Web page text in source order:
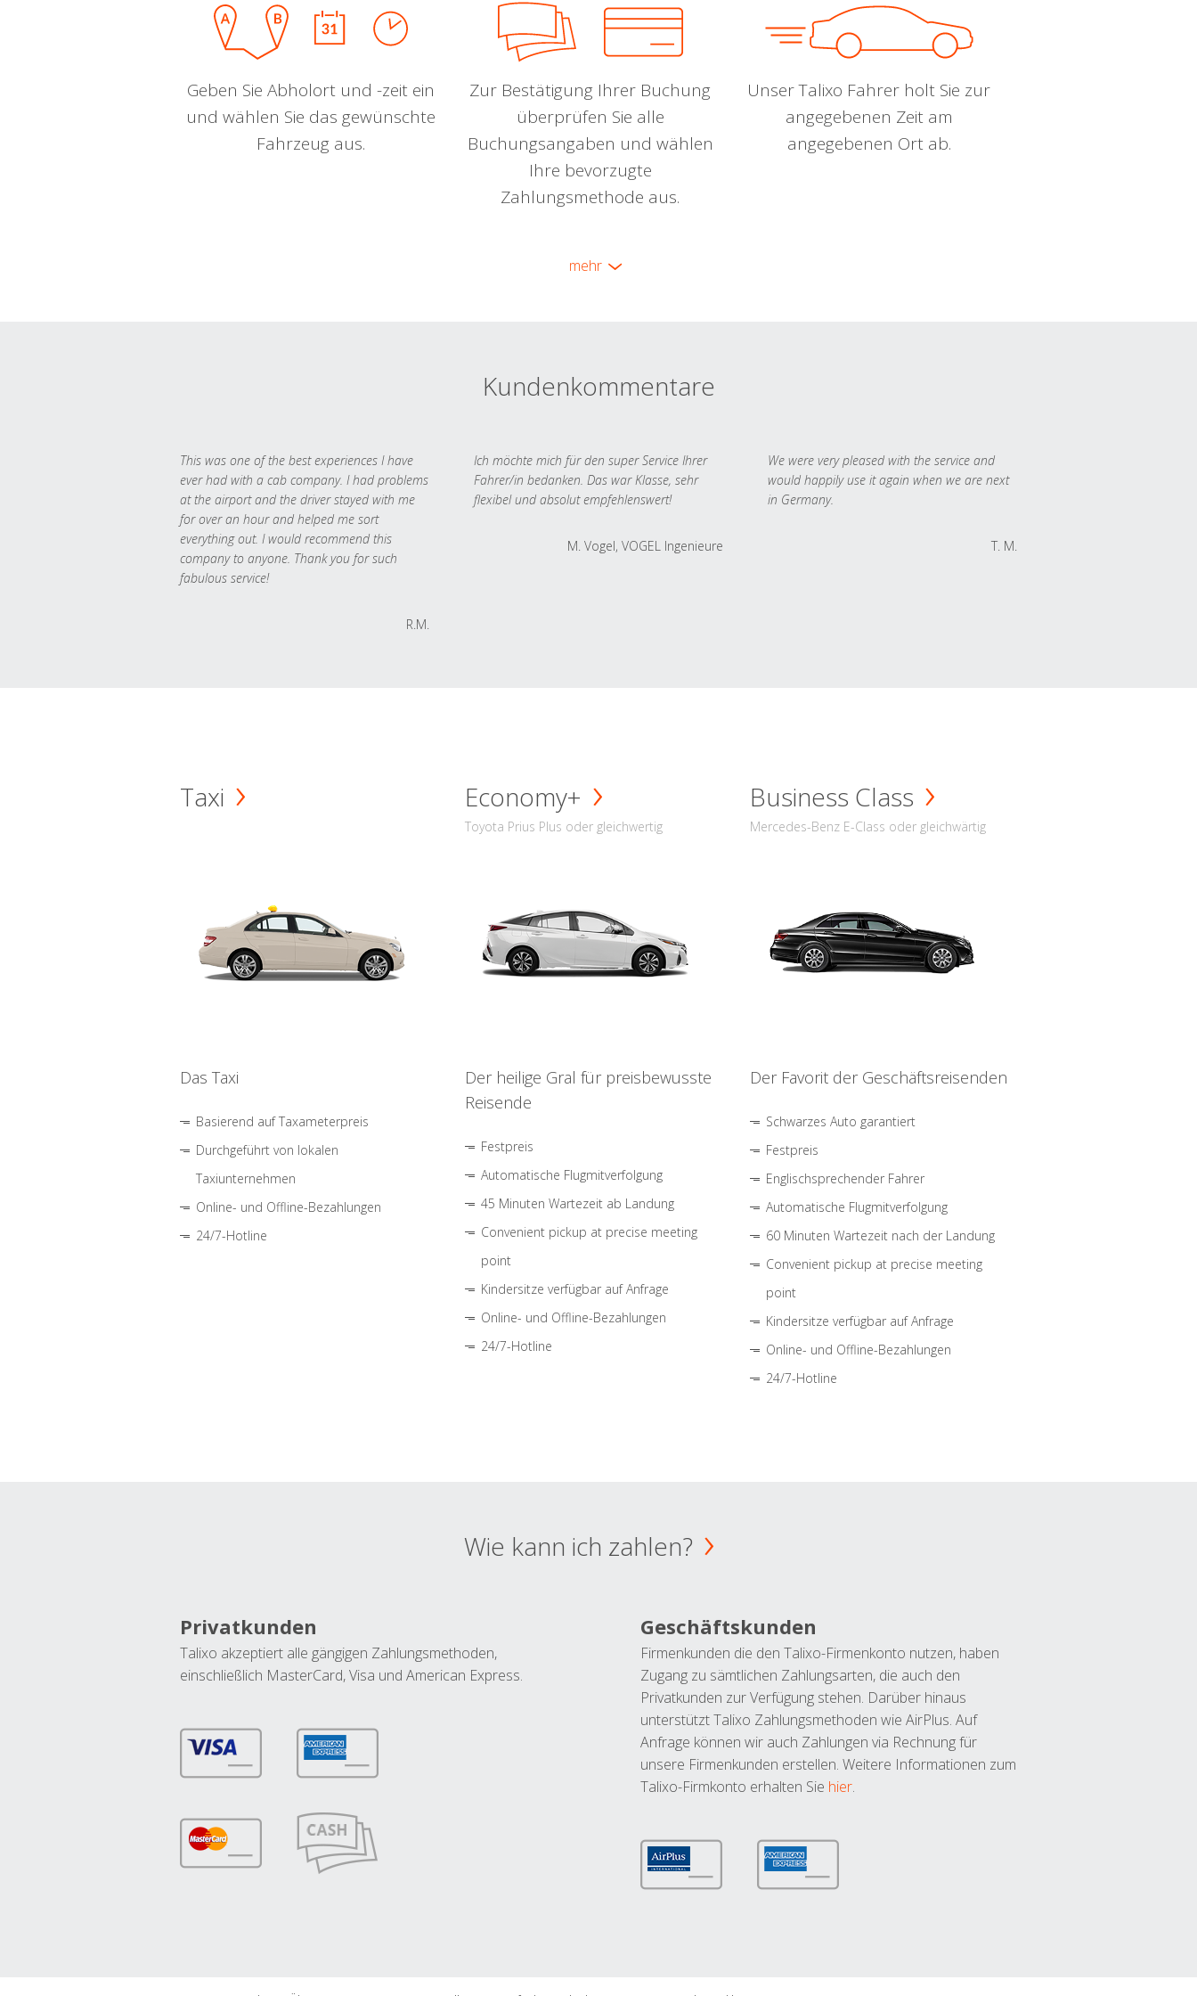
Geben Sie Abholort und -zeit ein
und wählen Sie das gewünschte
Fahrzeug aus.
Zur Bestätigung Ihrer Buchung
überprüfen Sie alle
Buchungsangaben und wählen
Ihre bevorzugte
Zahlungsmethode aus.
Unser Talixo Fahrer holt Sie zur
angegebenen Zeit am
angegebenen Ort ab.
mehr
Kundenkommentare
This was one of the best experiences I have
ever had with a cab company. I had problems
at the airport and the driver stayed with me
for over an hour and helped me sort
everything out. I would recommend this
company to anyone. Thank you for such
fabulous service!
R.M.
Ich möchte mich für den super Service Ihrer
Fahrer/in bedanken. Das war Klasse, sehr
flexibel und absolut empfehlenswert!
M. Vogel, VOGEL Ingenieure
We were very pleased with the service and
would happily use it again when we are next
in Germany.
T. M.
Taxi
Das Taxi
Basierend auf Taxameterpreis
Durchgeführt von lokalen
Taxiunternehmen
Online- und Offline-Bezahlungen
24/7-Hotline
Economy+
Toyota Prius Plus oder gleichwertig
Der heilige Gral für preisbewusste
Reisende
Festpreis
Automatische Flugmitverfolgung
45 Minuten Wartezeit ab Landung
Convenient pickup at precise meeting
point
Kindersitze verfügbar auf Anfrage
Online- und Offline-Bezahlungen
24/7-Hotline
Business Class
Mercedes-Benz E-Class oder gleichwärtig
Der Favorit der Geschäftsreisenden
Schwarzes Auto garantiert
Festpreis
Englischsprechender Fahrer
Automatische Flugmitverfolgung
60 Minuten Wartezeit nach der Landung
Convenient pickup at precise meeting
point
Kindersitze verfügbar auf Anfrage
Online- und Offline-Bezahlungen
24/7-Hotline
Wie kann ich zahlen?
Privatkunden
Talixo akzeptiert alle gängigen Zahlungsmethoden,
einschließlich MasterCard, Visa und American Express.
Geschäftskunden
Firmenkunden die den Talixo-Firmenkonto nutzen, haben
Zugang zu sämtlichen Zahlungsarten, die auch den
Privatkunden zur Verfügung stehen. Darüber hinaus
unterstützt Talixo Zahlungsmethoden wie AirPlus. Auf
Anfrage können wir auch Zahlungen via Rechnung für
unsere Firmenkunden erstellen. Weitere Informationen zum
Talixo-Firmkonto erhalten Sie hier.